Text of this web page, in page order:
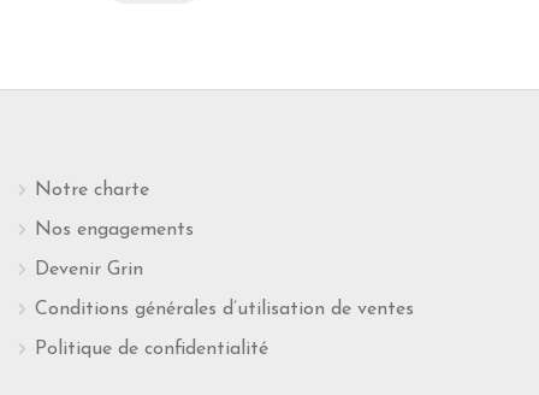
Notre charte
Nos engagements
Devenir Grin
Conditions générales d’utilisation de ventes
Politique de confidentialité